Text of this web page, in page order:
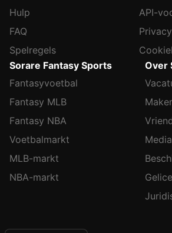
Hulp
FAQ
Spelregels
API-
Sorare Fantasy Sports
Fantasyvoetbal
Fantasy MLB
Fantasy NBA
Voetbalmarkt
MLB-markt
NBA-markt
Over
Media